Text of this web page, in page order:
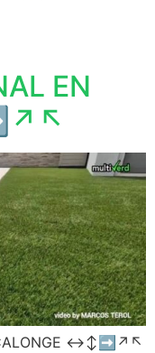
EN
CALONGE ↔️↕️➡️↗️↖️